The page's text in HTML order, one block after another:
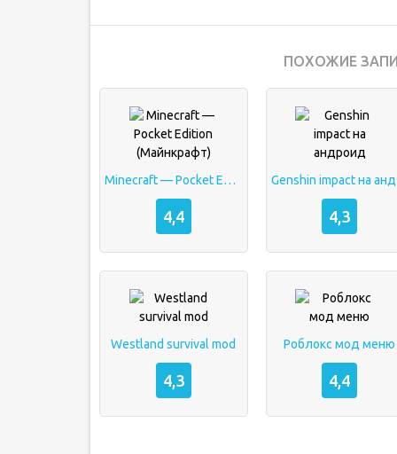
ПОХОЖИЕ
Minecraft — Pocket Edition (Майнкрафт)
4,4 4,3
Westland survival mod
4,3
Роблокс мод меню
4,4